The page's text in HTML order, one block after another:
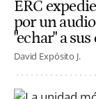
ERC
por un
"echar" a
David Expósito J.